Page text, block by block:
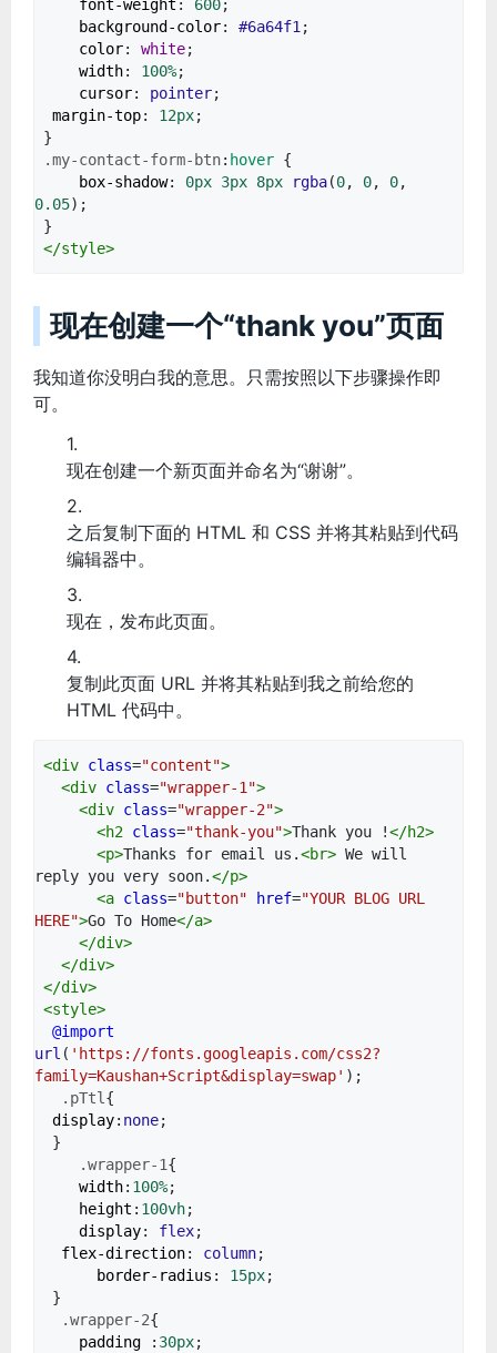
font-weight : 600;
background-color: #6a64f1 ;
color: white;
width: 100%;
cursor: pointer;
margin-top: 12px;
}
.my-contact-form-btn: hover {
box-shadow: 0px 3px 8px rgba(0, 0, 0,
0.05);
}
</style>
现在创建一个“thank you”页面
我知道你没明白我的意思。只需按照以下步骤操作即
可。
现在创建一个新页面并命名为“谢谢”。
之后复制下面的 HTML 和 CSS 并将其粘贴到代码
编辑器中。
现在，发布此页面。
复制此页面 URL 并将其粘贴到我之前给您的
HTML 代码中。
<div class="content">
<div class="wrapper-1">
<div class="wrapper-2">
<h2 class="thank-you">Thank you !</h2>
<p>Thanks for email us.<br> We will
reply you very soon.</p>
<a class="button" href="YOUR BLOG URL
HERE">Go To Home</a>
</div>
</div>
</div>
<style>
@import
url ( 'https://fonts.googleapis.com/css2?
family=Kaushan+Script&display=swap' );
.pTtl{
display: none;
}
.wrapper-1{
width: 100%;
height : 100vh;
display: flex;
flex-direction: column;
border-radius : 15px;
}
.wrapper-2{
padding : 30px;